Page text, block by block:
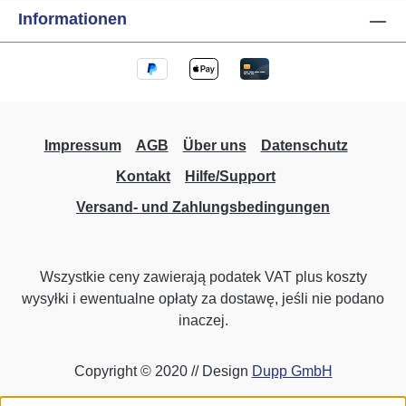
Informationen
Impressum AGB Über uns
Datenschutz
Kontakt
Hilfe/Support
Versand- und Zahlungsbedingungen
Wszystkie ceny zawierają podatek VAT plus koszty
wysyłki i ewentualne opłaty za dostawę, jeśli nie podano
inaczej.
Copyright © 2020 // Design Dupp GmbH